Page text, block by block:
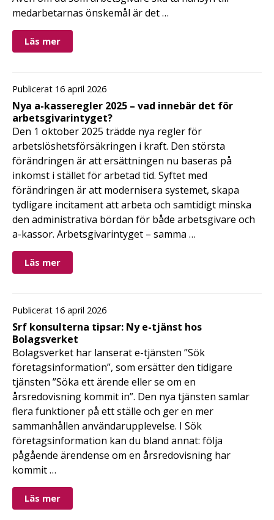
medarbetarnas önskemål är det …
Läs mer
Publicerat 16 april 2026
Nya a-kasseregler 2025 – vad innebär det för
arbetsgivarintyget?
Den 1 oktober 2025 trädde nya regler för
arbetslöshetsförsäkringen i kraft. Den största
förändringen är att ersättningen nu baseras på
inkomst i stället för arbetad tid. Syftet med
förändringen är att modernisera systemet, skapa
tydligare incitament att arbeta och samtidigt minska
den administrativa bördan för både arbetsgivare och
a-kassor. Arbetsgivarintyget – samma …
Läs mer
Publicerat 16 april 2026
Srf konsulterna tipsar: Ny e-tjänst hos
Bolagsverket
Bolagsverket har lanserat e-tjänsten ”Sök
företagsinformation”, som ersätter den tidigare
tjänsten ”Söka ett ärende eller se om en
årsredovisning kommit in”. Den nya tjänsten samlar
flera funktioner på ett ställe och ger en mer
sammanhållen användarupplevelse. I Sök
företagsinformation kan du bland annat: följa
pågående ärendense om en årsredovisning har
kommit …
Läs mer